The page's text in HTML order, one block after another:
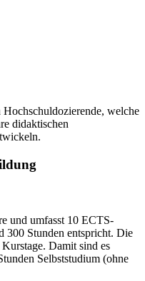
welche
didaktischen
und umfasst 10 ECTS-
300 Stunden entspricht. Die
Damit sind es
Selbststudium (ohne